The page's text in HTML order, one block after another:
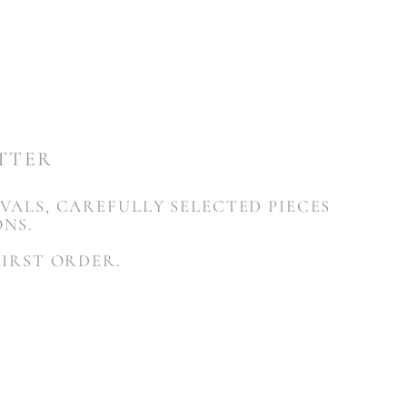
CAREFULLY SELECTED PIECES
ORDER.